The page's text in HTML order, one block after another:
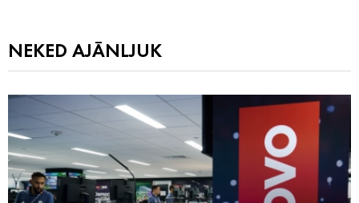
NEKED AJÁNLJUK